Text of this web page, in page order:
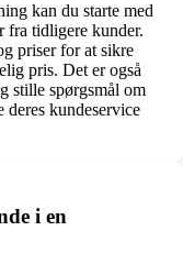
kan du starte med
fra tidligere kunder.
priser for at sikre
pris. Det er også
stille spørgsmål om
deres kundeservice
i en